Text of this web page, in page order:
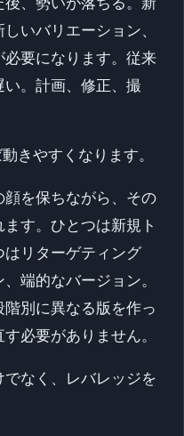
いバリエーション、
要になります。従来
。計画、修正、撮
きやすくなります。
を保ちながら、その
す。ひとつは新規ト
リターゲティング
端的なバージョン。
別に異なる版を作っ
必要がありません。
なく、レバレッジを